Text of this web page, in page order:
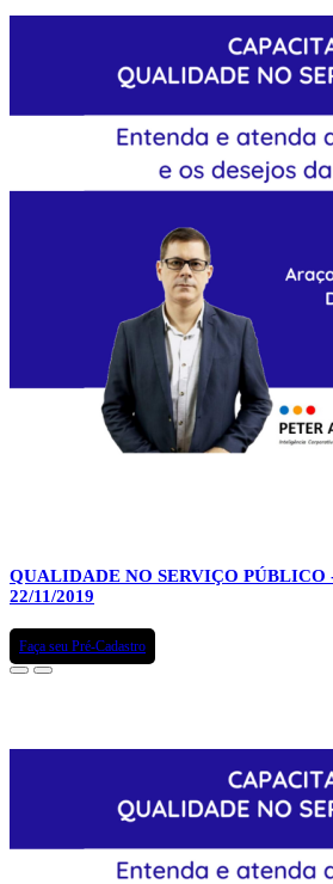
QUALIDADE NO SERVIÇO PÚBLICO
22/11/2019
Faça seu Pré-Cadastro